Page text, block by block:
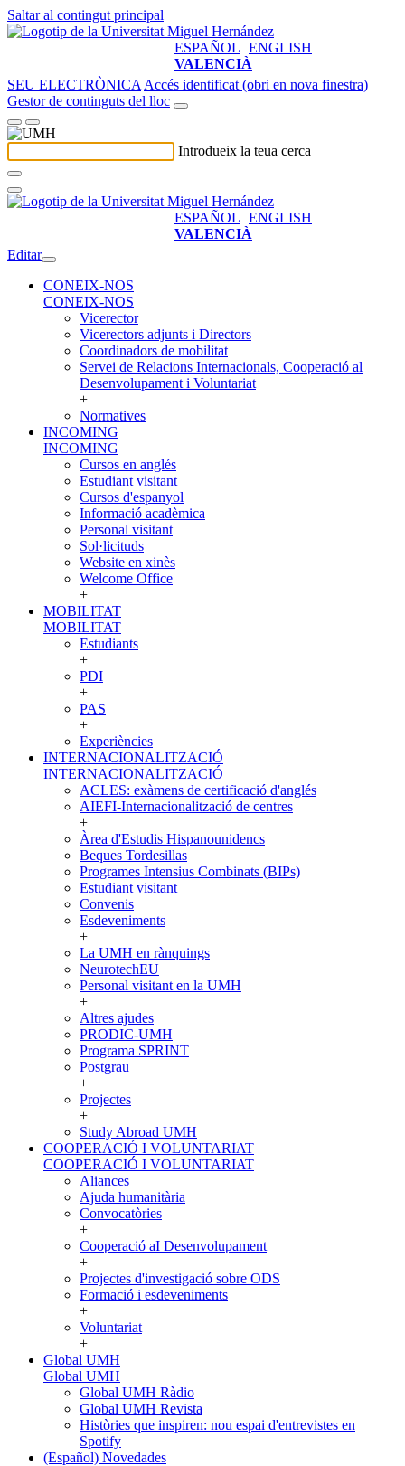
Saltar al contingut principal
ESPAÑOL ENGLISH
VALENCIÀ
SEU ELECTRÒNICA Accés identificat (obri en nova finestra)
Gestor de continguts del lloc
Introdueix la teua cerca
ESPAÑOL ENGLISH
VALENCIÀ
Editar
CONEIX-NOS
CONEIX-NOS
Vicerector
Vicerectors adjunts i Directors
Coordinadors de mobilitat
Servei de Relacions Internacionals, Cooperació al
Desenvolupament i Voluntariat
+
Normatives
INCOMING
INCOMING
Cursos en anglés
Estudiant visitant
Cursos d'espanyol
Informació acadèmica
Personal visitant
Sol·licituds
Website en xinès
Welcome Office
+
MOBILITAT
MOBILITAT
Estudiants
+
PDI
+
PAS
+
Experiències
INTERNACIONALITZACIÓ
INTERNACIONALITZACIÓ
ACLES: exàmens de certificació d'anglés
AIEFI-Internacionalització de centres
+
Àrea d'Estudis Hispanounidencs
Beques Tordesillas
Programes Intensius Combinats (BIPs)
Estudiant visitant
Convenis
Esdeveniments
+
La UMH en rànquings
NeurotechEU
Personal visitant en la UMH
+
Altres ajudes
PRODIC-UMH
Programa SPRINT
Postgrau
+
Projectes
+
Study Abroad UMH
COOPERACIÓ I VOLUNTARIAT
COOPERACIÓ I VOLUNTARIAT
Aliances
Ajuda humanitària
Convocatòries
+
Cooperació aI Desenvolupament
+
Projectes d'investigació sobre ODS
Formació i esdeveniments
+
Voluntariat
+
Global UMH
Global UMH
Global UMH Ràdio
Global UMH Revista
Històries que inspiren: nou espai d'entrevistes en
Spotify
(Español) Novedades